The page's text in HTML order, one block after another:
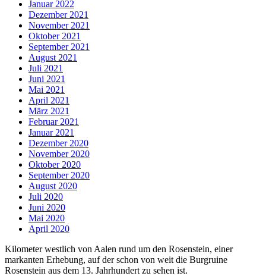
Januar 2022
Dezember 2021
November 2021
Oktober 2021
September 2021
August 2021
Juli 2021
Juni 2021
Mai 2021
April 2021
März 2021
Februar 2021
Januar 2021
Dezember 2020
November 2020
Oktober 2020
September 2020
August 2020
Juli 2020
Juni 2020
Mai 2020
April 2020
Kilometer westlich von Aalen rund um den Rosenstein, einer
markanten Erhebung, auf der schon von weit die Burgruine
Rosenstein aus dem 13. Jahrhundert zu sehen ist.